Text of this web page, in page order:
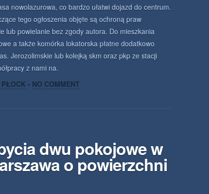
nowolazurowa, co bardzo ułatwi dojazd do centrum.
tego ogłoszenia objęte są ochroną praw
lub powielanie bez zgody autora. Do mieszkania
a także komórka lokatorska płatne dodatkowo
Jerozolimskie lub kolejką skm oraz pkp ze stacji
z nami na.
• NO COMMENT
dwu pokojowe w
o powierzchni